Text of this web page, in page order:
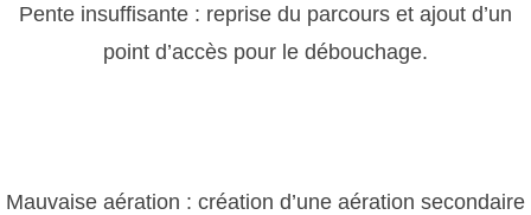
Pente insuffisante : reprise du parcours et ajout d’un
point d’accès pour le débouchage.
Mauvaise aération : création d’une aération secondaire